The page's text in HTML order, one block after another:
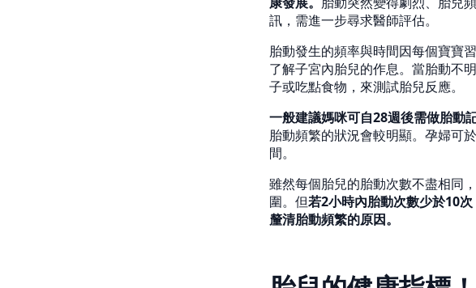
訊，需進一步尋求醫師評估。
胎動發生的頻率與時間因每個寶寶
了解子宮內胎兒的作息。當胎動不
子或吃點食物，來測試胎兒反應。
一般建議媽咪可自28週後需做胎動記
胎動頻繁的狀況會較明顯。孕婦可
間。
雖然每個胎兒的胎動次數不盡相同
圍。但若2小時內胎動次數少於10
釐清胎動頻繁的原因。